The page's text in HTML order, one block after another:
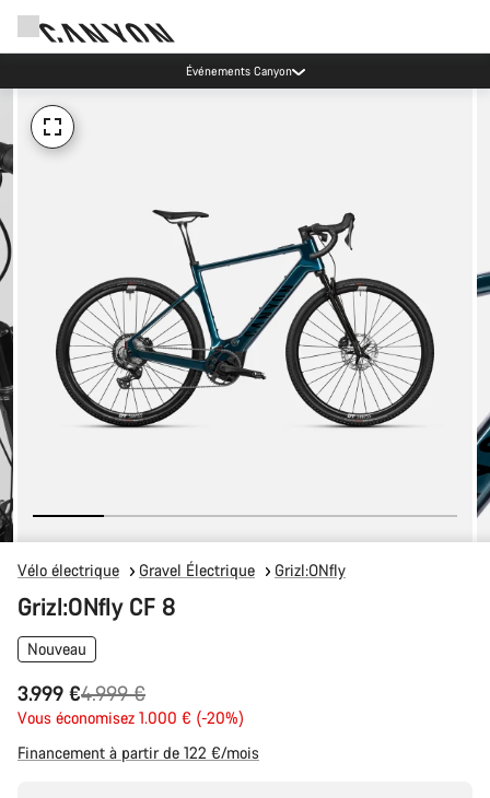
Événements Canyon
Vélo électrique Gravel Électrique Grizl:ONfly
Grizl:ONfly CF 8
Nouveau
3.999 €
Prix
d’origine
4.999 €
Vous économisez 1.000 € (-20%)
Financement à partir de 122 €/mois